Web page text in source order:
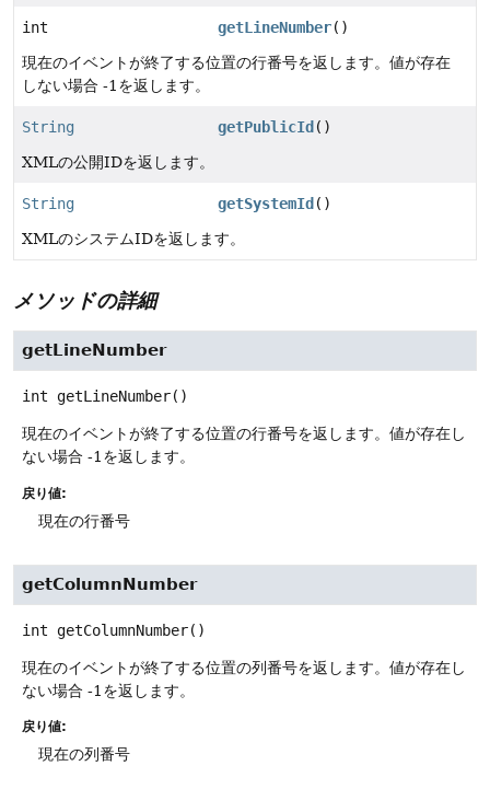
int getLineNumber()
現在のイベントが終了する位置の行番号を返します。値が存在
しない場合 -1を返します。
String getPublicId ()
XMLの公開IDを返します。
String getSystemId ()
XMLのシステムIDを返します。
メソッドの詳細
getLineNumber
int getLineNumber()
現在のイベントが終了する位置の行番号を返します。値が存在し
ない場合 -1を返します。
戻り値:
現在の行番号
getColumnNumber
int getColumnNumber()
現在のイベントが終了する位置の列番号を返します。値が存在し
ない場合 -1を返します。
戻り値:
現在の列番号